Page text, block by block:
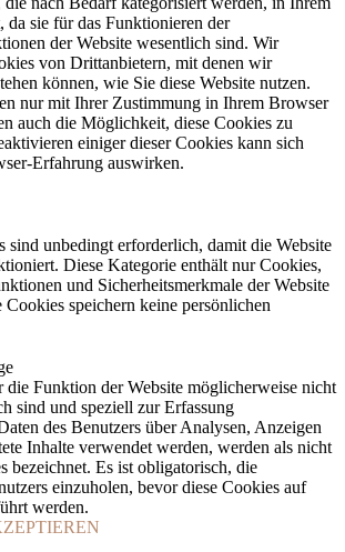
da sie für das Funktionieren der
der Website wesentlich sind. Wir
von Drittanbietern, mit denen wir
können, wie Sie diese Website nutzen.
nur mit Ihrer Zustimmung in Ihrem Browser
auch die Möglichkeit, diese Cookies zu
einiger dieser Cookies kann sich
Erfahrung auswirken.
sind unbedingt erforderlich, damit die Website
Diese Kategorie enthält nur Cookies,
und Sicherheitsmerkmale der Website
Cookies speichern keine persönlichen
Funktion der Website möglicherweise nicht
sind und speziell zur Erfassung
des Benutzers über Analysen, Anzeigen
Inhalte verwendet werden, werden als nicht
bezeichnet. Es ist obligatorisch, die
einzuholen, bevor diese Cookies auf
werden.